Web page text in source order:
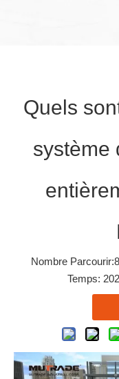
Quels
système
Nombre Parcourir:
Temps: